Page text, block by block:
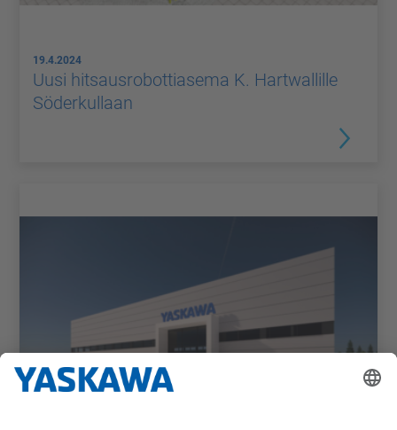
19.4.2024
Uusi hitsausrobottiasema K. Hartwallille
Söderkullaan